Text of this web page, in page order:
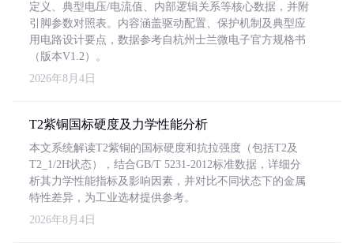
定义、典型电压/电流值、内部逻辑关系等核心数据，并附
引脚参数对照表。内容涵盖驱动配置、保护机制及典型应
用电路设计要点，数据参考自杭州士兰微电子官方规格书
（版本V1.2）。
2026年8月4日
T2紫铜国标硬度及力学性能分析
本文系统解读T2紫铜的国标硬度和抗拉强度（包括T2及
T2_1/2H状态），结合GB/T 5231-2012标准数据，详细分
析其力学性能指标及影响因素，并对比不同状态下的金属
特性差异，为工业选材提供参考。
2026年8月4日